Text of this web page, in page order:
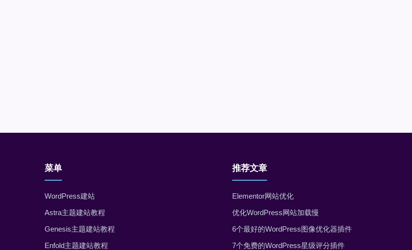
菜单
WordPress建站
Astra主题建站教程
Genesis主题建站教程
Enfold主题建站教程
推荐文章
Elementor网站优化
优化WordPress网站加载慢
6个最好的WordPress图像优化器插件
7个免费的WordPress星级评分插件